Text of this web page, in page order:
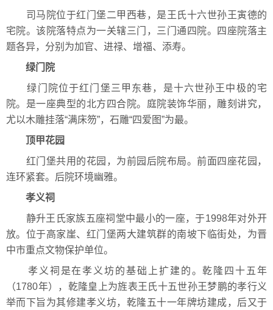
司马院位于红门堡二甲西巷，是王氏十六世孙王寅德的
宅院。该院落特点为一关辖三门，三门通四院。四座院落主
题各异，分别为加官、进禄、增福、添寿。
绿门院
绿门院位于红门堡三甲东巷，是十六世孙王中极的宅
院。是一座典型的北方四合院。庭院装饰华丽，雕刻讲究，
尤以木雕挂落“满床笏”，石雕“四爱图”为最。
顶甲花园
红门堡共用的花园，为前园后院布局。前面四座花园，
连环紧套。后院环境幽雅。
孝义祠
静升王氏家族五座祠堂中最小的一座，于1998年对外开
放。位于高家崖、红门堡两大建筑群的南坡下临街处，为晋
中市重点文物保护单位。
孝义祠是在孝义坊的基础上扩建的。乾隆四十五年
（1780年），乾隆皇上为旌表王氏十五世孙王梦鹏的孝行义
举而下旨为其修建孝义坊，乾隆五十一年牌坊建成，后又于